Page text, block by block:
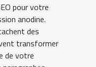
pour votre
anodine.
des
transformer
de votre